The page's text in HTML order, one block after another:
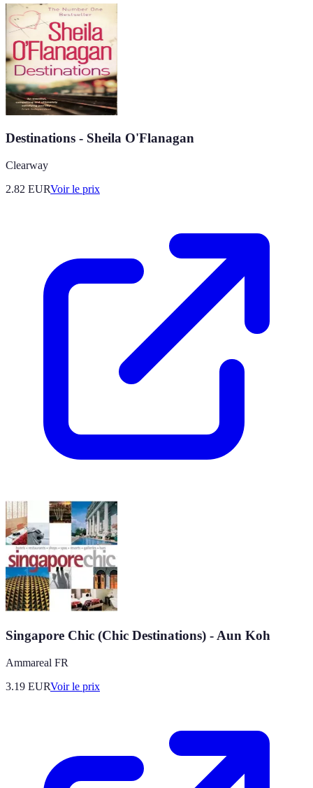
Destinations - Sheila O'Flanagan
Clearway
2.82 EURVoir le prix
Singapore Chic (Chic Destinations) - Aun Koh
Ammareal FR
3.19 EURVoir le prix